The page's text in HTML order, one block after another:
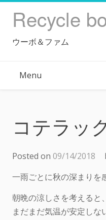
Recycle
ウーボ＆ファム
Menu
コテラッ
Posted on 09/14/2018
一雨ごとに秋の深まりを
朝晩の涼しさを考えると
まだまだ気温が安定しな